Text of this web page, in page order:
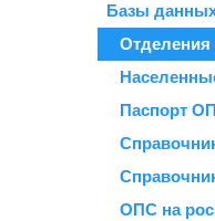
Базы
Отделения
Паспорт
ОПС на